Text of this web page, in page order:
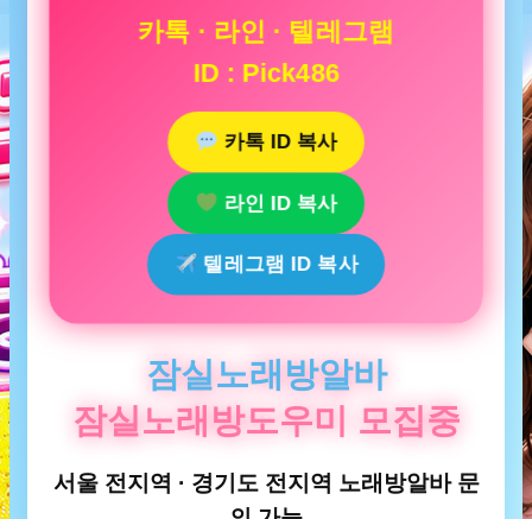
카톡 · 라인 · 텔레그램
ID : Pick486
카톡 ID 복사
라인 ID 복사
텔레그램 ID 복사
잠실노래방알바
잠실노래방도우미 모집중
서울 전지역 · 경기도 전지역 노래방알바 문